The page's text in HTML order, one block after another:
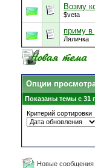
Возму
$veta
приму в
Ляличка
Опции
Показаны темы с 31
Критерий сортировки
Новые сообщения